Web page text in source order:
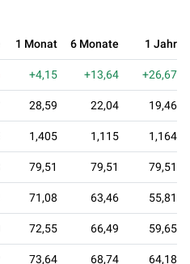
1 Monat 6 Monate 1 Jahr
+4,15 +13,64 +26,67
28,59 22,04 19,46
1,405 1,115 1,164
79,51 79,51 79,51
71,08 63,46 55,81
72,55 66,49 59,65
73,64 68,74 64,18